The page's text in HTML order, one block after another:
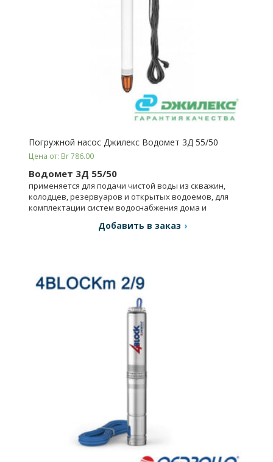
Погружной насос Джилекс Водомет 3Д 55/50
Цена от: Br 786.00
Водомет 3Д 55/50
применяется для подачи чистой воды из скважин,
колодцев, резервуаров и открытых водоемов, для
комплектации систем водоснабжения дома и
Добавить в заказ